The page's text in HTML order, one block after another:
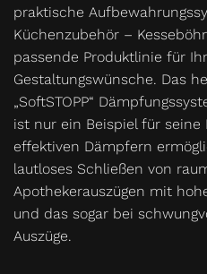
praktische
Küchenzubehör –
passende Produktlinie für
Gestaltungswünsche. Das
„SoftSTOPP“
ist nur ein Beispiel für
effektiven Dämpfern
lautloses Schließen von
Apothekerauszügen mit
und das sogar bei
Auszüge.